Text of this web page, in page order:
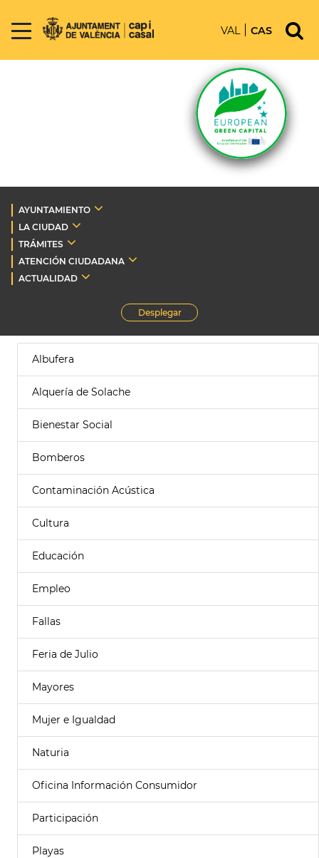
VAL CAS
AYUNTAMIENTO
LA CIUDAD
TRÁMITES
ATENCIÓN CIUDADANA
ACTUALIDAD
Desplegar
Albufera
Alquería de Solache
Bienestar Social
Bomberos
Contaminación Acústica
Cultura
Educación
Empleo
Fallas
Feria de Julio
Mayores
Mujer e Igualdad
Naturia
Oficina Información Consumidor
Participación
Playas